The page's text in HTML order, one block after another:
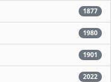
1877
1980
1901
2022